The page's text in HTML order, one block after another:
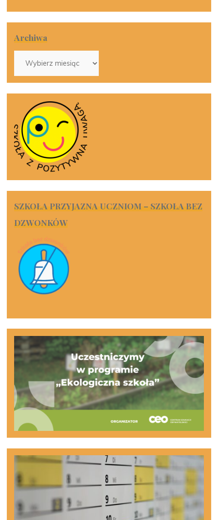
Archiwa
SZKOŁA PRZYJAZNA UCZNIOM – SZKOŁA BEZ
DZWONKÓW